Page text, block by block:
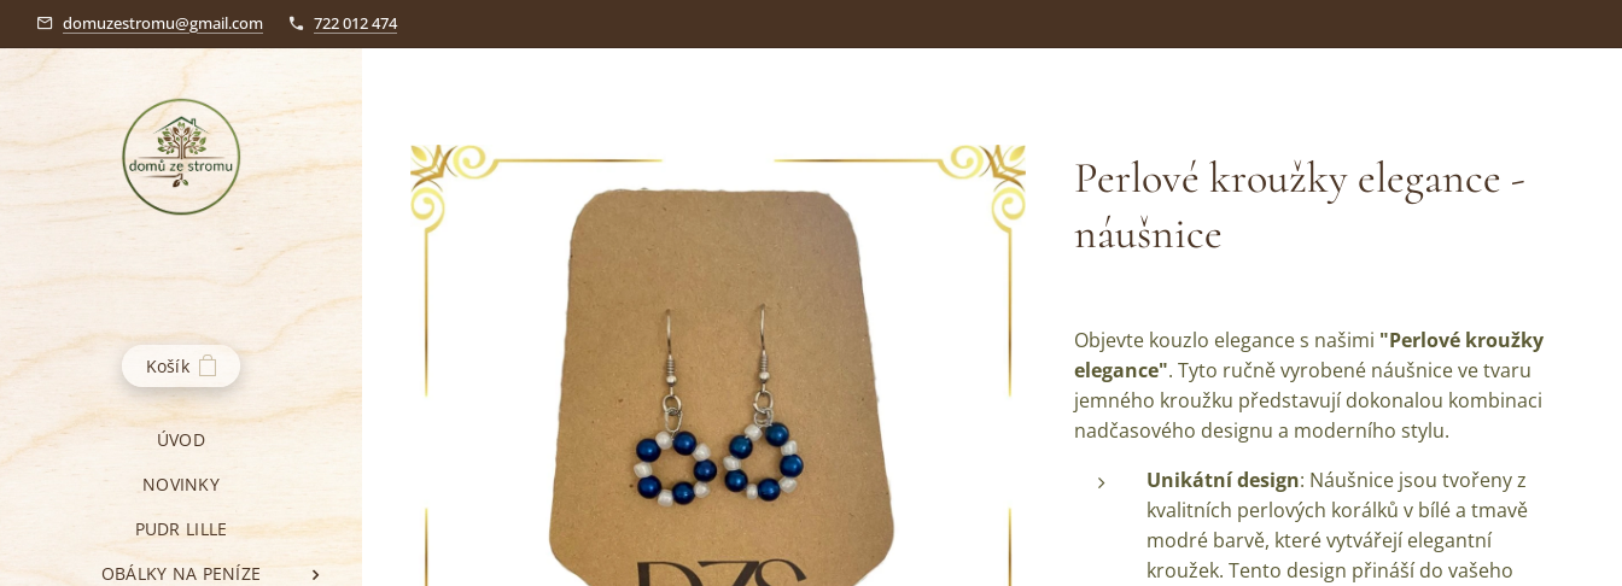
domuzestromu@gmail.com 722 012 474
Košík
ÚVOD
NOVINKY
PUDR LILLE
OBÁLKY NA PENÍZE
Perlové kroužky elegance -
náušnice
Objevte kouzlo elegance s našimi "Perlové kroužky
elegance". Tyto ručně vyrobené náušnice ve tvaru
jemného kroužku představují dokonalou kombinaci
nadčasového designu a moderního stylu.
Unikátní design: Náušnice jsou tvořeny z
kvalitních perlových korálků v bílé a tmavě
modré barvě, které vytvářejí elegantní
kroužek. Tento design přináší do vašeho